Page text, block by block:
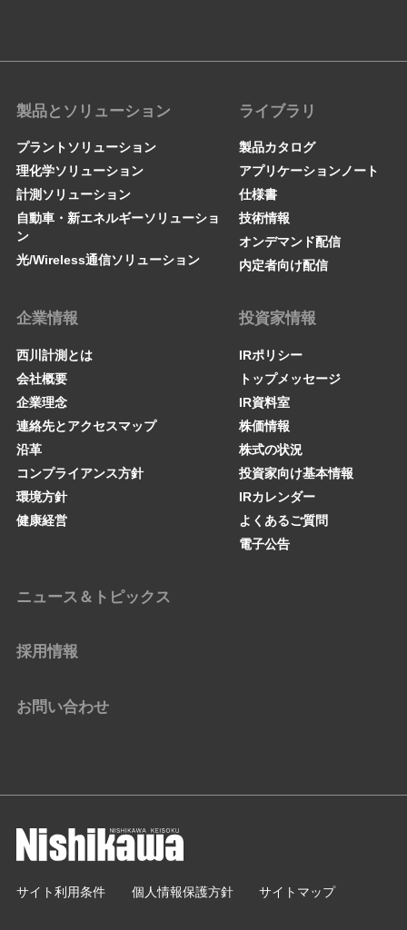
製品とソリューション
プラントソリューション
理化学ソリューション
計測ソリューション
自動車・新エネルギーソリューショ
ン
光/Wireless通信ソリューション
ライブラリ
製品カタログ
アプリケーションノート
仕様書
技術情報
オンデマンド配信
内定者向け配信
企業情報
西川計測とは
会社概要
企業理念
連絡先とアクセスマップ
沿革
コンプライアンス方針
環境方針
健康経営
投資家情報
IRポリシー
トップメッセージ
IR資料室
株価情報
株式の状況
投資家向け基本情報
IRカレンダー
よくあるご質問
電子公告
ニュース＆トピックス
採用情報
お問い合わせ
サイト利用条件 個人情報保護方針 サイトマップ